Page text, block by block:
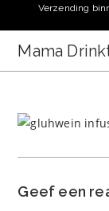
naar
inhoud
Verzending
Mama
Geef een